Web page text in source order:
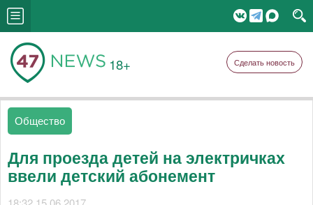
18+ Сделать новость
Общество
Для проезда детей на электричках
ввели детский абонемент